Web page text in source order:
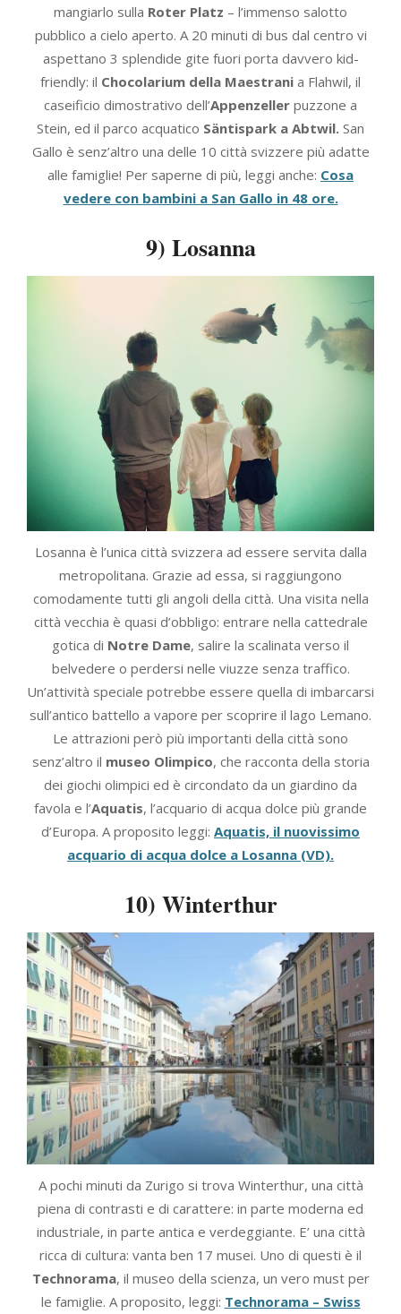
mangiarlo sulla Roter Platz – l’immenso salotto
pubblico a cielo aperto. A 20 minuti di bus dal centro vi
aspettano 3 splendide gite fuori porta davvero kid-
friendly: il Chocolarium della Maestrani a Flahwil, il
caseificio dimostrativo dell’Appenzeller puzzone a
Stein, ed il parco acquatico Säntispark a Abtwil. San
Gallo è senz’altro una delle 10 città svizzere più adatte
alle famiglie! Per saperne di più, leggi anche: Cosa
vedere con bambini a San Gallo in 48 ore.
9) Losanna
Losanna è l’unica città svizzera ad essere servita dalla
metropolitana. Grazie ad essa, si raggiungono
comodamente tutti gli angoli della città. Una visita nella
città vecchia è quasi d’obbligo: entrare nella cattedrale
gotica di Notre Dame, salire la scalinata verso il
belvedere o perdersi nelle viuzze senza traffico.
Un’attività speciale potrebbe essere quella di imbarcarsi
sull’antico battello a vapore per scoprire il lago Lemano.
Le attrazioni però più importanti della città sono
senz’altro il museo Olimpico, che racconta della storia
dei giochi olimpici ed è circondato da un giardino da
favola e l’Aquatis, l’acquario di acqua dolce più grande
d’Europa. A proposito leggi: Aquatis, il nuovissimo
acquario di acqua dolce a Losanna (VD).
10) Winterthur
A pochi minuti da Zurigo si trova Winterthur, una città
piena di contrasti e di carattere: in parte moderna ed
industriale, in parte antica e verdeggiante. E’ una città
ricca di cultura: vanta ben 17 musei. Uno di questi è il
Technorama, il museo della scienza, un vero must per
le famiglie. A proposito, leggi: Technorama – Swiss